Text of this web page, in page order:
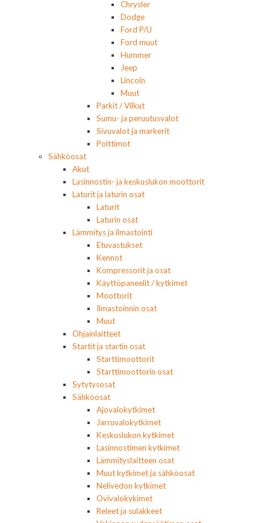
Chrysler
Dodge
Ford P/U
Ford muut
Hummer
Jeep
Lincoln
Muut
Parkit / Vilkut
Sumu- ja peruutusvalot
Sivuvalot ja markerit
Polttimot
Sähköosat
Akut
Lasinnostin- ja keskuslukon moottorit
Laturit ja laturin osat
Laturit
Laturin osat
Lämmitys ja ilmastointi
Etuvastukset
Kennot
Kompressorit ja osat
Käyttöpaneelit / kytkimet
Moottorit
Ilmastoinnin osat
Muut
Ohjainlaitteet
Startit ja startin osat
Starttimoottorit
Starttimoottorin osat
Sytytysosat
Sähköosat
Ajovalokytkimet
Jarruvalokytkimet
Keskuslukon kytkimet
Lasinnostimen kytkimet
Lämmityslaitteen osat
Muut kytkimet ja sähköosat
Nelivedon kytkimet
Ovivalokykimet
Releet ja sulakkeet